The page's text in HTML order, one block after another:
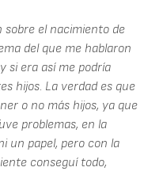
sobre el nacimiento de
del que me hablaron
si era así me podría
hijos. La verdad es que
o no más hijos, ya que
problemas, en la
un papel, pero con la
conseguí todo,